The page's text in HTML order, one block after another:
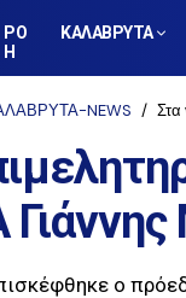
ΡΟ
Η
ΚΑΛΑΒΡΥΤΑ
NEWS Στα
ο